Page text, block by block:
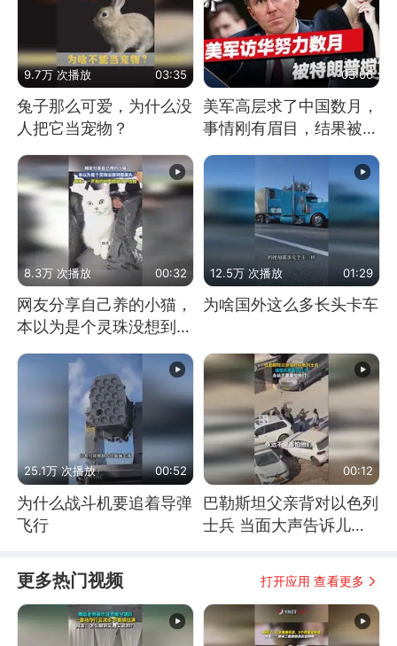
9.7万 次播放 03:35
兔子那么可爱，为什么没
人把它当宠物？
03:06
美军高层求了中国数月，
事情刚有眉目，结果被特
朗普一个动作搅黄
8.3万 次播放 00:32
网友分享自己养的小猫，
本以为是个灵珠没想到是
12.5万 次播放 01:29
为啥国外这么多长头卡车
25.1万 次播放 00:52
为什么战斗机要追着导弹
飞行
00:12
巴勒斯坦父亲背对以色列
士兵 当面大声告诉儿
更多热门视频 打开应用 查看更多